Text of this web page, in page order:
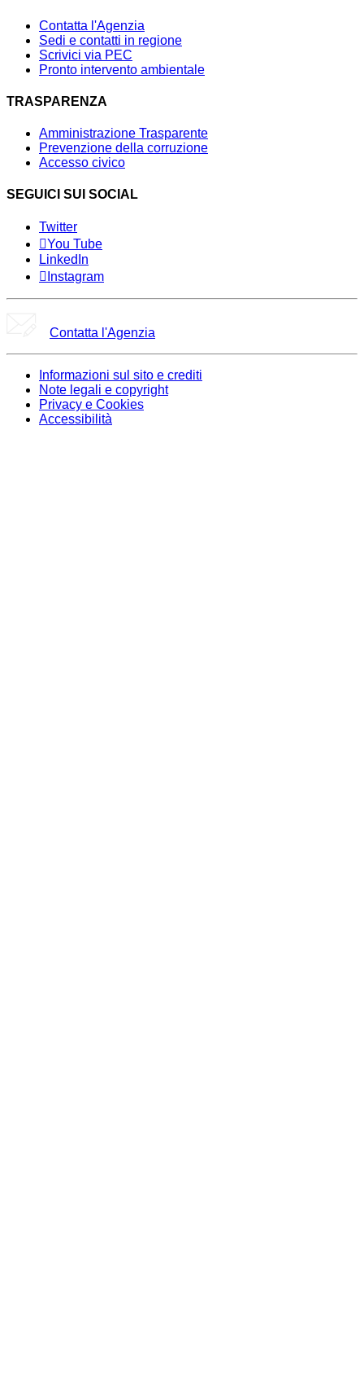
Contatta l'Agenzia
Sedi e contatti in regione
Scrivici via PEC
Pronto intervento ambientale
TRASPARENZA
Amministrazione Trasparente
Prevenzione della corruzione
Accesso civico
SEGUICI SUI SOCIAL
Twitter
You Tube
LinkedIn
Instagram
Contatta l'Agenzia
Informazioni sul sito e crediti
Note legali e copyright
Privacy e Cookies
Accessibilità